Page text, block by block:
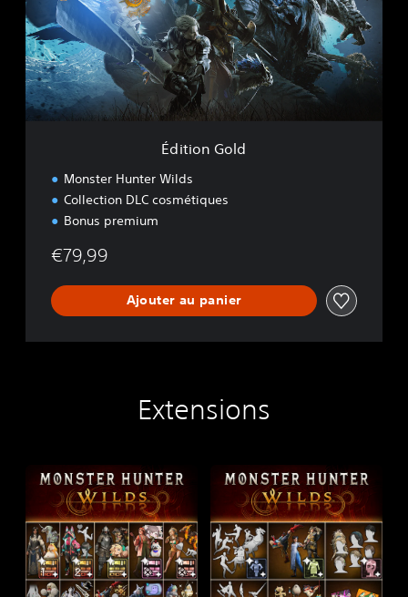
r
W
i
l
d
s
o
n
G
o
l
d
Édition Gold
Monster Hunter Wilds
Collection DLC cosmétiques
Bonus premium
€79,99
Ajouter au panier
Extensions